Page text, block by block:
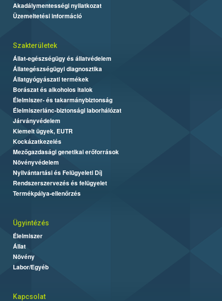
Akadálymentességi nyilatkozat
Üzemeltetési információ
Szakterületek
Állat-egészségügy és állatvédelem
Állategészségügyi diagnosztika
Állatgyógyászati termékek
Borászat és alkoholos italok
Élelmiszer- és takarmánybiztonság
Élelmiszerlánc-biztonsági laborhálózat
Járványvédelem
Kiemelt ügyek, EUTR
Kockázatkezelés
Mezőgazdasági genetikai erőforrások
Növényvédelem
Nyilvántartási és Felügyeleti Díj
Rendszerszervezés és felügyelet
Termékpálya-ellenőrzés
Ügyintézés
Élelmiszer
Állat
Növény
Labor/Egyéb
Kapcsolat